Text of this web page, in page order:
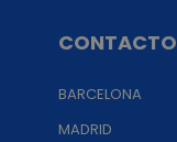
CONTACTO
BARCELONA
MADRID